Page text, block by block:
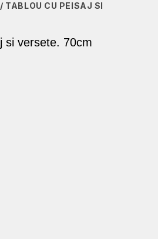
/ TABLOU CU PEISAJ SI
si versete. 70cm